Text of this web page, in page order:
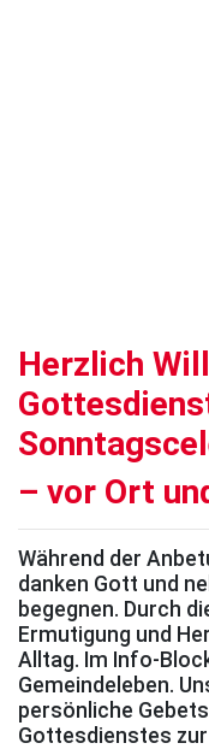
Herzlich
– vor Ort
Während der
danken Gott und
begegnen. Durch
Ermutigung und
Alltag. Im Info-
Gemeindeleben.
persönliche
Gottesdienstes